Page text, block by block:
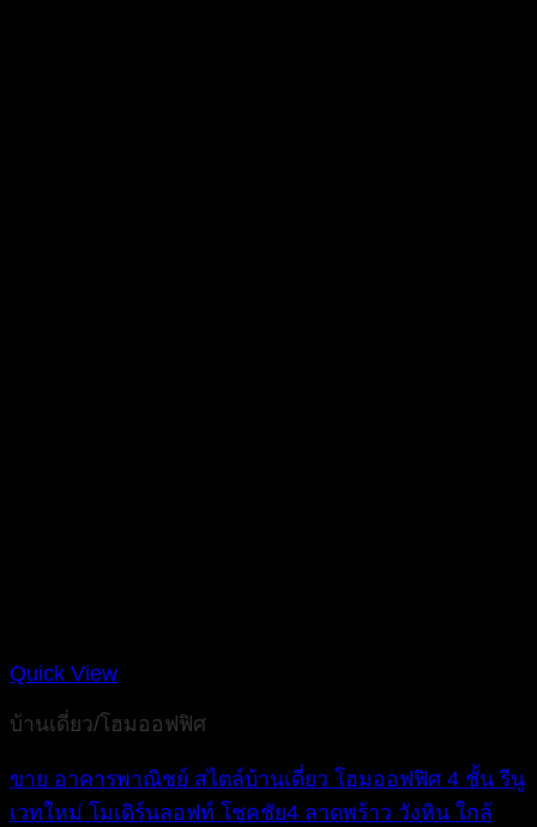
Quick View
บ้านเดี่ยว/โฮมออฟฟิศ
ขาย อาคารพาณิชย์ สไตล์บ้านเดี่ยว โฮมออฟฟิศ 4 ชั้น รีนู
เวทใหม่ โมเดิร์นลอฟท์ โชคชัย4 ลาดพร้าว วังหิน ใกล้